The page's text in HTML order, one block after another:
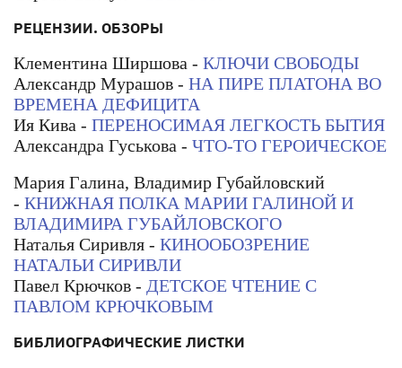
РЕЦЕНЗИИ. ОБЗОРЫ
Клементина Ширшова - КЛЮЧИ СВОБОДЫ
Александр Мурашов - НА ПИРЕ ПЛАТОНА ВО
ВРЕМЕНА ДЕФИЦИТА
Ия Кива - ПЕРЕНОСИМАЯ ЛЕГКОСТЬ БЫТИЯ
Александра Гуськова - ЧТО-ТО ГЕРОИЧЕСКОЕ
Мария Галина, Владимир Губайловский
- КНИЖНАЯ ПОЛКА МАРИИ ГАЛИНОЙ И
ВЛАДИМИРА ГУБАЙЛОВСКОГО
Наталья Сиривля - КИНООБОЗРЕНИЕ
НАТАЛЬИ СИРИВЛИ
Павел Крючков - ДЕТСКОЕ ЧТЕНИЕ С
ПАВЛОМ КРЮЧКОВЫМ
БИБЛИОГРАФИЧЕСКИЕ ЛИСТКИ